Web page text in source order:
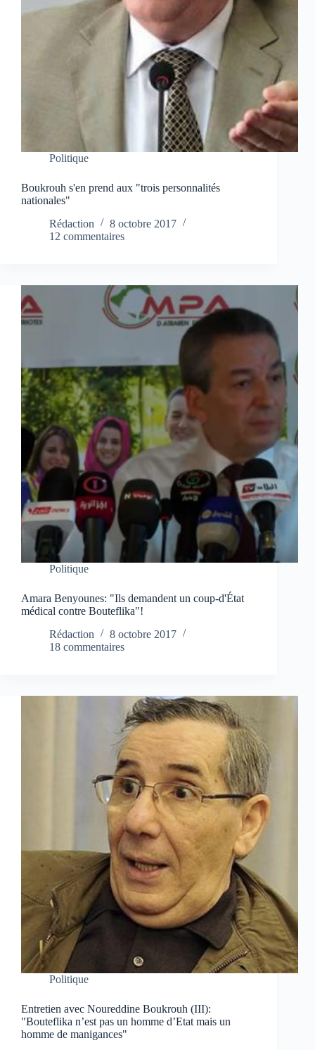
Politique
Boukrouh s'en prend aux "trois personnalités
nationales"
Rédaction
8 octobre 2017
12 commentaires
Politique
Amara Benyounes: "Ils demandent un coup-d'État
médical contre Bouteflika"!
Rédaction
8 octobre 2017
18 commentaires
Politique
Entretien avec Noureddine Boukrouh (III):
"Bouteflika n’est pas un homme d’Etat mais un
homme de manigances"